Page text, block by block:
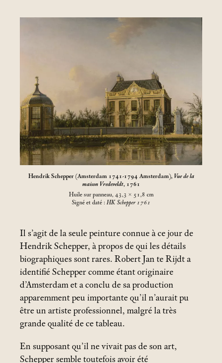
Hendrik Schepper (Amsterdam 1741-1794 Amsterdam), Vue de la
maison Vredeveldt, 1761
Huile sur panneau, 43,3 × 51,8 cm
Signé et daté : HK Schepper 1761
Il s’agit de la seule peinture connue à ce jour de
Hendrik Schepper, à propos de qui les détails
biographiques sont rares. Robert Jan te Rijdt a
identifié Schepper comme étant originaire
d’Amsterdam et a conclu de sa production
apparemment peu importante qu’il n’aurait pu
être un artiste professionnel, malgré la très
grande qualité de ce tableau.
En supposant qu’il ne vivait pas de son art,
Schepper semble toutefois avoir été